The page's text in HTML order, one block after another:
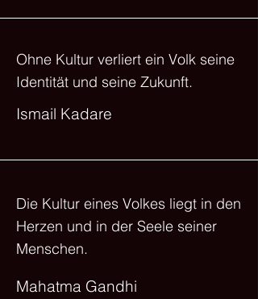
Ohne Kultur verliert ein Volk seine
Identität und seine Zukunft.
Ismail Kadare
Die Kultur eines Volkes liegt in den
Herzen und in der Seele seiner
Menschen.
Mahatma Gandhi